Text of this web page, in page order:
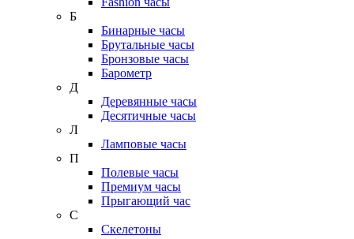
Б
Бинарные часы
Брутальные часы
Бронзовые часы
Барометр
Д
Деревянные часы
Десятичные часы
Л
Ламповые часы
П
Полевые часы
Премиум часы
Прыгающий час
С
Скелетоны